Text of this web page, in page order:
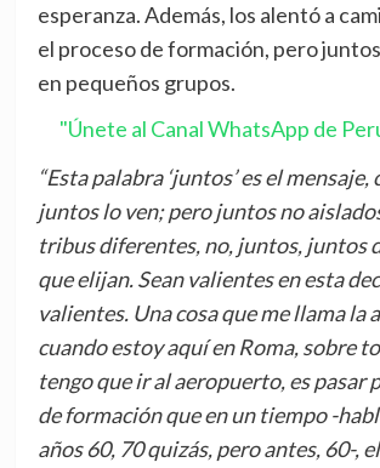
esperanza. Además, los alentó a
el proceso de formación, pero
en pequeños grupos.
"Únete al Canal WhatsApp de
“Esta palabra ‘juntos’ es el
juntos lo ven; pero juntos no
tribus diferentes, no, juntos, juntos
que elijan. Sean valientes en esta
valientes. Una cosa que me llama la
cuando estoy aquí en Roma, sobre
tengo que ir al aeropuerto, es pasar
de formación que en un tiempo -
años 60, 70 quizás, pero antes, 60-,